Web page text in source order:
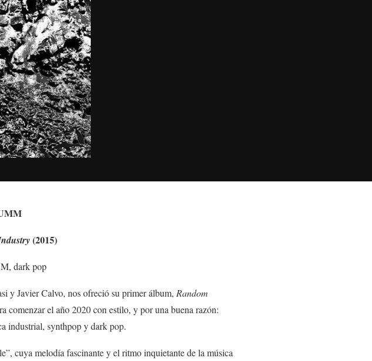
(2015)
dark pop
y Javier Calvo, nos ofreció su primer álbum, Random
comenzar el año 2020 con estilo, y por una buena razón:
industrial, synthpop y dark pop.
cuya melodía fascinante y el ritmo inquietante de la música